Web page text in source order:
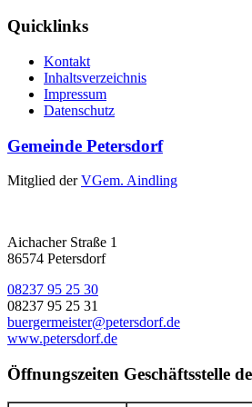
Quicklinks
Kontakt
Inhaltsverzeichnis
Impressum
Datenschutz
Gemeinde Petersdorf
Mitglied derVGem. Aindling
Aichacher Straße 1
86574 Petersdorf
08237 95 25 30
08237 95 25 31
buergermeister@petersdorf.de
www.petersdorf.de
Öffnungszeiten Geschäftsstelle